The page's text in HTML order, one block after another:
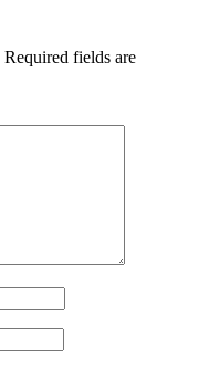
Required fields are